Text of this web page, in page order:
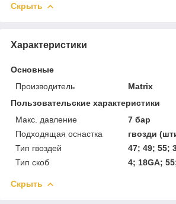
Скрыть
Характеристики
Основные
Производитель
Matrix
Пользовательские характеристики
Макс. давление
7 бар
Подходящая оснастка
гвозди
Тип гвоздей
47; 49; 55;
Тип скоб
4; 18GA;
Скрыть